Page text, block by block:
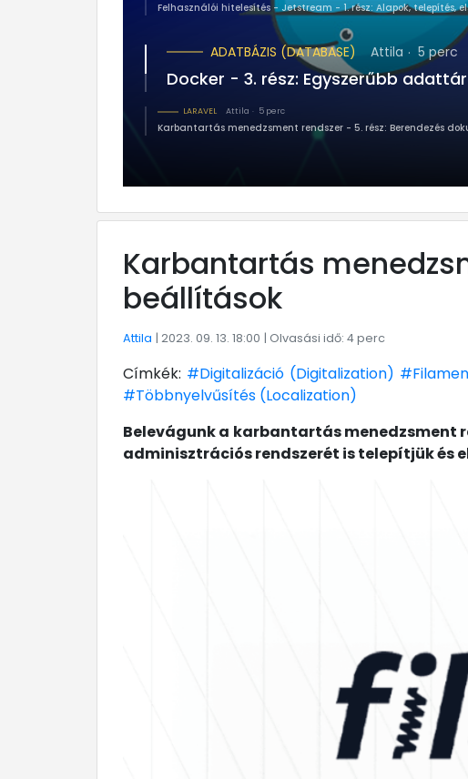
Felhasználói hitelesítés - Jetstream - 1. rész: Alapok, telepítés,
ADATBÁZIS (DATABASE) Attila 5 perc
Docker - 3. rész: Egyszerűbb adattárolás és adatkötés
LARAVEL Attila 5 perc
Karbantartás menedzsment
Karbantartás
beállítások
Attila | 2023. 09. 13. 18:00 | Olvasási idő: 4 perc
Címkék: #Digitalizáció (Digitalization)
#Többnyelvűsítés (Localization)
Belevágunk a karbantartás menedzsment
adminisztrációs rendszerét is telepítjük és